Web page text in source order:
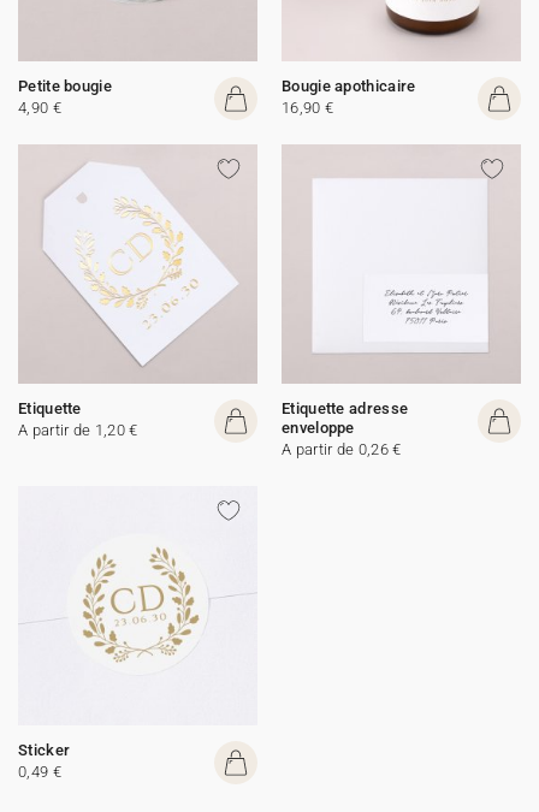
Petite bougie
4,90 €
Bougie apothicaire
16,90 €
Etiquette
A partir de 1,20 €
Etiquette adresse
enveloppe
A partir de 0,26 €
Sticker
0,49 €